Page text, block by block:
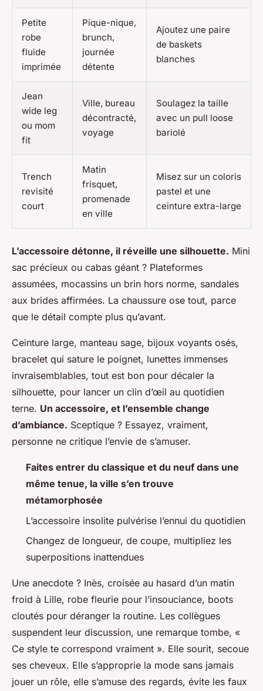
Petite
robe
fluide
imprimée
Pique-nique,
brunch,
journée
détente
Ajoutez une paire
de baskets
blanches
Jean
wide leg
ou mom
fit
Ville, bureau
décontracté,
voyage
Soulagez la taille
avec un pull loose
bariolé
Trench
revisité
court
Matin
frisquet,
promenade
en ville
Misez sur un coloris
pastel et une
ceinture extra-large
L’accessoire détonne, il réveille une silhouette. Mini
sac précieux ou cabas géant ? Plateformes
assumées, mocassins un brin hors norme, sandales
aux brides affirmées. La chaussure ose tout, parce
que le détail compte plus qu’avant.
Ceinture large, manteau sage, bijoux voyants osés,
bracelet qui sature le poignet, lunettes immenses
invraisemblables, tout est bon pour décaler la
silhouette, pour lancer un clin d’œil au quotidien
terne. Un accessoire, et l’ensemble change
d’ambiance. Sceptique ? Essayez, vraiment,
personne ne critique l’envie de s’amuser.
Faites entrer du classique et du neuf dans une
même tenue, la ville s’en trouve
métamorphosée
L’accessoire insolite pulvérise l’ennui du quotidien
Changez de longueur, de coupe, multipliez les
superpositions inattendues
Une anecdote ? Inès, croisée au hasard d’un matin
froid à Lille, robe fleurie pour l’insouciance, boots
cloutés pour déranger la routine. Les collègues
suspendent leur discussion, une remarque tombe, «
Ce style te correspond vraiment ». Elle sourit, secoue
ses cheveux. Elle s’approprie la mode sans jamais
jouer un rôle, elle s’amuse des regards, évite les faux